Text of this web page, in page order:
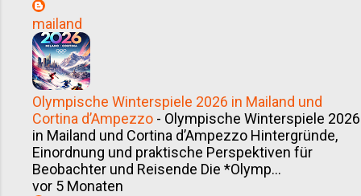
mailand
Olympische Winterspiele 2026 in Mailand und
Cortina d’Ampezzo - Olympische Winterspiele 2026
in Mailand und Cortina d’Ampezzo Hintergründe,
Einordnung und praktische Perspektiven für
Beobachter und Reisende Die *Olymp...
vor 5 Monaten